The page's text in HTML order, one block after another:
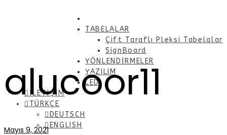
TABELALAR
Çift Taraflı Pleksi Tabelalar
SignBoard
YÖNLENDİRMELER
YAZILIM
LED
İLETİŞİM
TÜRKÇE
DEUTSCH
ENGLISH
alucoor11
Mayıs 9, 2021